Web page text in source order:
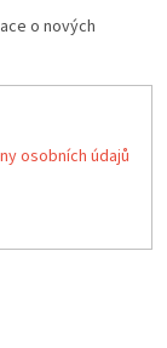
o nových
osobních údajů